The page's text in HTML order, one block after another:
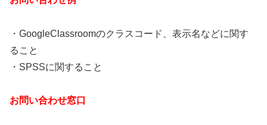
・GoogleClassroomのクラスコード、表示名などに関す
ること
・SPSSに関すること
お問い合わせ窓口